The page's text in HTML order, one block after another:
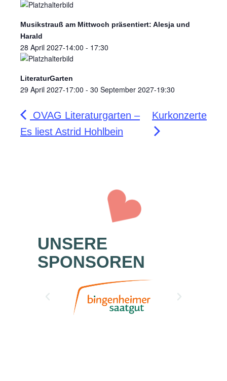
Musikstrauß am Mittwoch präsentiert: Alesja und
Harald
28 April 2027-14:00 - 17:30
LiteraturGarten
29 April 2027-17:00 - 30 September 2027-19:30
OVAG Literaturgarten –
Es liest Astrid Hohlbein​
Kurkonzerte
UNSERE
SPONSOREN